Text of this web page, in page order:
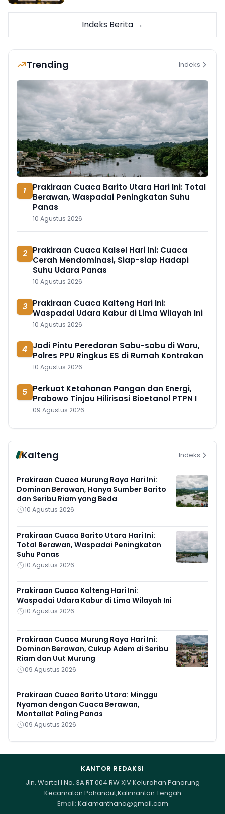
Indeks Berita →
Trending Indeks
1
Prakiraan Cuaca Barito Utara Hari Ini: Total
Berawan, Waspadai Peningkatan Suhu
Panas
10 Agustus 2026
2 Prakiraan Cuaca Kalsel Hari Ini: Cuaca
Cerah Mendominasi, Siap-siap Hadapi
Suhu Udara Panas
10 Agustus 2026
3 Prakiraan Cuaca Kalteng Hari Ini:
Waspadai Udara Kabur di Lima Wilayah Ini
10 Agustus 2026
4 Jadi Pintu Peredaran Sabu-sabu di Waru,
Polres PPU Ringkus ES di Rumah Kontrakan
10 Agustus 2026
5 Perkuat Ketahanan Pangan dan Energi,
Prabowo Tinjau Hilirisasi Bioetanol PTPN I
09 Agustus 2026
Kalteng Indeks
Prakiraan Cuaca Murung Raya Hari Ini:
Dominan Berawan, Hanya Sumber Barito
dan Seribu Riam yang Beda
10 Agustus 2026
Prakiraan Cuaca Barito Utara Hari Ini:
Total Berawan, Waspadai Peningkatan
Suhu Panas
10 Agustus 2026
Prakiraan Cuaca Kalteng Hari Ini:
Waspadai Udara Kabur di Lima Wilayah Ini
10 Agustus 2026
Prakiraan Cuaca Murung Raya Hari Ini:
Dominan Berawan, Cukup Adem di Seribu
Riam dan Uut Murung
09 Agustus 2026
Prakiraan Cuaca Barito Utara: Minggu
Nyaman dengan Cuaca Berawan,
Montallat Paling Panas
09 Agustus 2026
KANTOR REDAKSI
Jln. Wortel I No. 3A RT 004 RW XIV Kelurahan Panarung
Kecamatan Pahandut,Kalimantan Tengah
Email: Kalamanthana@gmail.com